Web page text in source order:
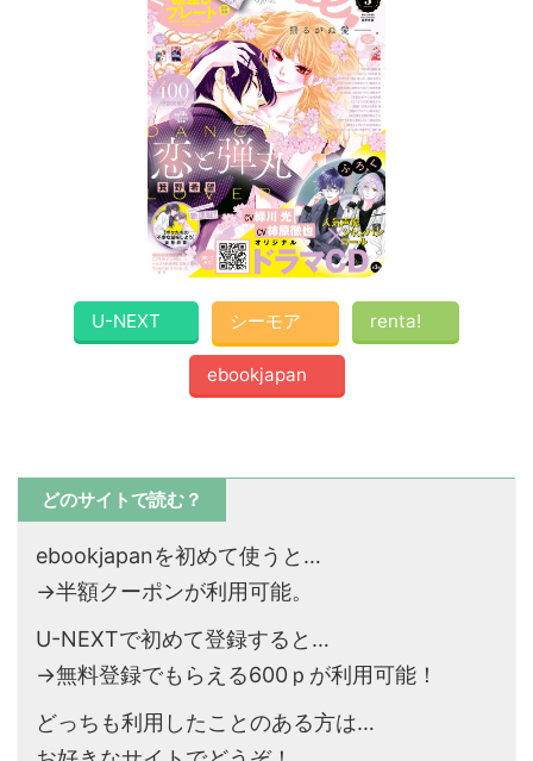
U-NEXT シーモア renta!
ebookjapan
どのサイトで読む？
ebookjapanを初めて使うと…
→半額クーポンが利用可能。
U-NEXTで初めて登録すると…
→無料登録でもらえる600ｐが利用可能！
どっちも利用したことのある方は…